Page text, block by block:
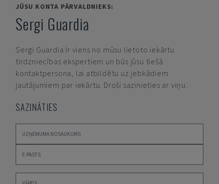
JŪSU KONTA PĀRVALDNIEKS:
Sergi Guardia
Sergi Guardia Ir viens no mūsu lietoto iekārtu
tirdzniecības ekspertiem un būs jūsu tiešā
kontaktpersona, lai atbildētu uz jebkādiem
jautājumiem par iekārtu. Droši sazinieties ar viņu.
SAZINĀTIES